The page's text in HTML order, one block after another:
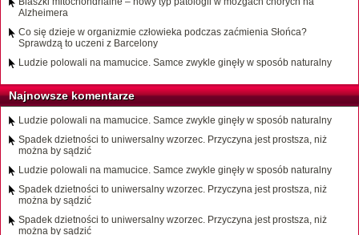
Alzheimera
Co się dzieje w organizmie człowieka podczas zaćmienia Słońca?
Sprawdzą to uczeni z Barcelony
Ludzie polowali na mamucice. Samce zwykle ginęły w sposób naturalny
Najnowsze komentarze
Ludzie polowali na mamucice. Samce zwykle ginęły w sposób naturalny
Spadek dzietności to uniwersalny wzorzec. Przyczyna jest prostsza, niż
można by sądzić
Ludzie polowali na mamucice. Samce zwykle ginęły w sposób naturalny
Spadek dzietności to uniwersalny wzorzec. Przyczyna jest prostsza, niż
można by sądzić
Spadek dzietności to uniwersalny wzorzec. Przyczyna jest prostsza, niż
można by sądzić